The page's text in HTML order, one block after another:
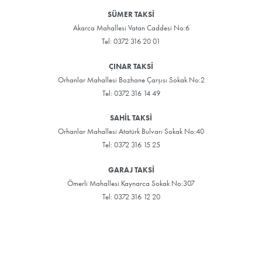
SÜMER TAKSİ
Akarca Mahallesi Vatan Caddesi No:6
Tel: 0372 316 20 01
ÇINAR TAKSİ
Orhanlar Mahallesi Bozhane Çarşısı Sokak No:2
Tel: 0372 316 14 49
SAHİL TAKSİ
Orhanlar Mahallesi Atatürk Bulvarı Sokak No:40
Tel: 0372 316 15 25
GARAJ TAKSİ
Ömerli Mahallesi Kaynarca Sokak No:307
Tel: 0372 316 12 20